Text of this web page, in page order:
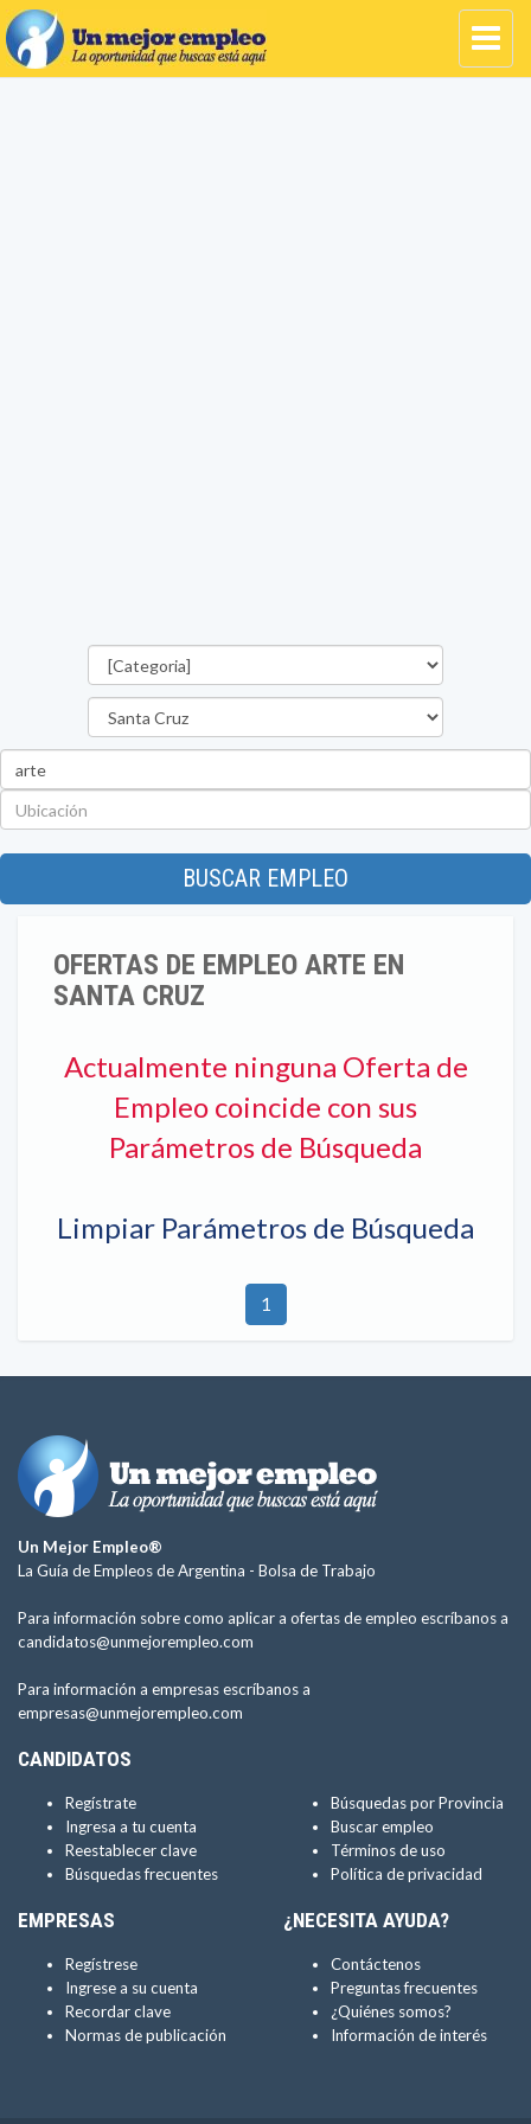
BUSCAR EMPLEO
OFERTAS DE EMPLEO ARTE EN
SANTA CRUZ
Actualmente ninguna Oferta de
Empleo coincide con sus
Parámetros de Búsqueda
Limpiar Parámetros de Búsqueda
1
Un Mejor Empleo®
La Guía de Empleos de Argentina - Bolsa de Trabajo
Para información sobre como aplicar a ofertas de empleo escríbanos a
candidatos@unmejorempleo.com
Para información a empresas escríbanos a
empresas@unmejorempleo.com
CANDIDATOS
Regístrate
Ingresa a tu cuenta
Reestablecer clave
Búsquedas frecuentes
Búsquedas por Provincia
Buscar empleo
Términos de uso
Política de privacidad
EMPRESAS
Regístrese
Ingrese a su cuenta
Recordar clave
Normas de publicación
¿NECESITA AYUDA?
Contáctenos
Preguntas frecuentes
¿Quiénes somos?
Información de interés